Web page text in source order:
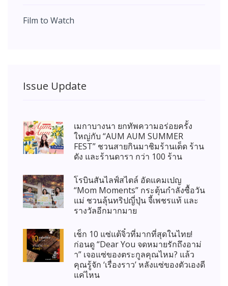
Film to Watch
Issue Update
เมกาบางนา ยกทัพความอร่อยครั้ง
ใหญ่กับ “AUM AUM SUMMER
FEST” ชวนสายกินมาชิมร้านเด็ด ร้าน
ดัง และร้านดารา กว่า 100 ร้าน
โรบินสันไลฟ์สไตล์ อัดแคมเปญ
“Mom Moments” กระตุ้นกำลังซื้อวัน
แม่ ชวนลุ้นทริปญี่ปุ่น จี้เพชรแท้ และ
รางวัลอีกมากมาย
เช็ก 10 แซ่แต้จิ๋วที่มากที่สุดในไทย!
ก่อนดู “Dear You จดหมายรักถึงอาม่
า” เจอแซ่ของตระกูลคุณไหม? แล้ว
คุณรู้จัก ‘เรื่องราว’ หลังแซ่ของตัวเองดี
แค่ไหน